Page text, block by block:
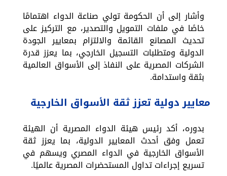
وأشار إلى أن الحكومة تولي صناعة الدواء اهتمامًا
خاصًا في ملفات التمويل والتصدير، مع التركيز على
تحديث المصانع القائمة والالتزام بمعايير الجودة
الدولية ومتطلبات التسجيل الخارجي، بما يعزز قدرة
الشركات المصرية على النفاذ إلى الأسواق العالمية
بثقة واستدامة.
معايير دولية تعزز ثقة الأسواق الخارجية
بدوره، أكد رئيس هيئة الدواء المصرية أن الهيئة
تعمل وفق أحدث المعايير الدولية، بما يعزز ثقة
الأسواق الخارجية في الدواء المصري ويسهم في
تسريع إجراءات تداول المستحضرات المصرية عالميًا.